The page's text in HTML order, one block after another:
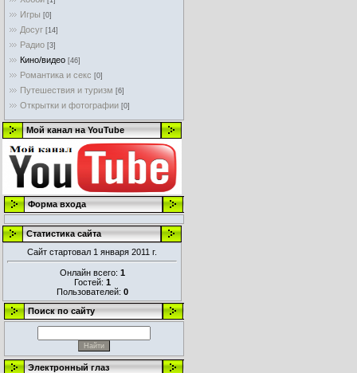
Игры [0]
Досуг [14]
Радио [3]
Кино/видео [46]
Романтика и секс [0]
Путешествия и туризм [6]
Открытки и фотографии [0]
Мой канал на YouTube
Форма входа
Статистика сайта
Сайт стартовал 1 января 2011 г.
Онлайн всего: 1
Гостей: 1
Пользователей: 0
Поиск по сайту
Электронный глаз